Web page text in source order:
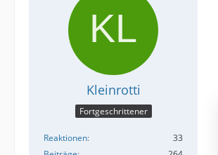
Kleinrotti
Fortgeschrittener
Reaktionen
33